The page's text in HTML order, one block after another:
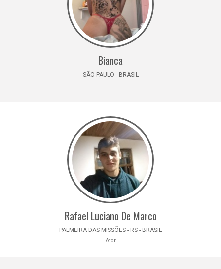
Bianca
SÃO PAULO - BRASIL
Rafael Luciano De Marco
PALMEIRA DAS MISSÕES - RS - BRASIL
Ator